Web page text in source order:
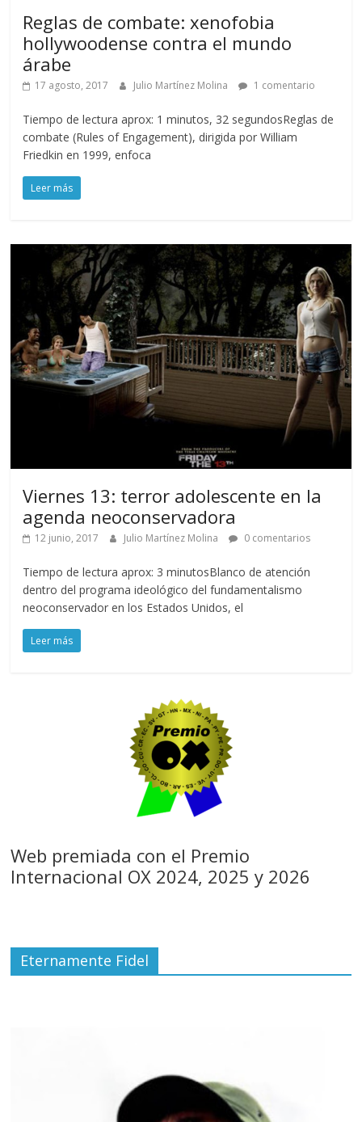
Reglas de combate: xenofobia
hollywoodense contra el mundo
árabe
17 agosto, 2017 Julio Martínez Molina 1 comentario
Tiempo de lectura aprox: 1 minutos, 32 segundosReglas de
combate (Rules of Engagement), dirigida por William
Friedkin en 1999, enfoca
Leer más
Viernes 13: terror adolescente en la
agenda neoconservadora
12 junio, 2017 Julio Martínez Molina 0 comentarios
Tiempo de lectura aprox: 3 minutosBlanco de atención
dentro del programa ideológico del fundamentalismo
neoconservador en los Estados Unidos, el
Leer más
Web premiada con el Premio
Internacional OX 2024, 2025 y 2026
Eternamente Fidel